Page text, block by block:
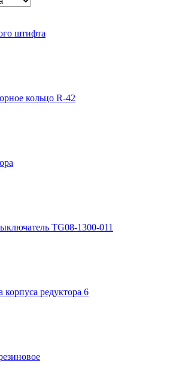
штифта
кольцо R-42
TG08-1300-011
редуктора 6